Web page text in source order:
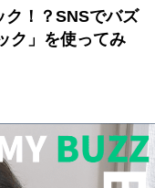
ク！？SNSでバズ
ク」を使ってみ